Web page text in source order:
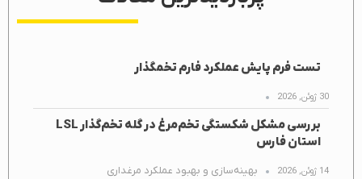
تست فرم پایش عملکرد فارم تخمگذار
30 ژوئن, 2026
بررسی مشکل شکستگی تخم‌مرغ در گله تخم‌گذار LSL
استان فارس
14 ژوئن, 2026 بهینه‌سازی و بهبود عملکرد مرغداری